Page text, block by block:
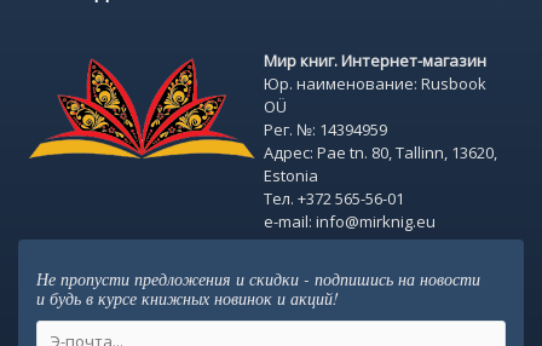
Мир книг. Интернет-магазин
Юр. наименование: Rusbook
OÜ
Рег. №: 14394959
Адрес: Pae tn. 80, Tallinn, 13620,
Estonia
Тел. +372 565-56-01
e-mail: info@mirknig.eu
Не пропусти предложения и скидки - подпишись на новости
и будь в курсе книжных новинок и акций!